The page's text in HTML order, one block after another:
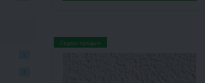
2
Лидер продаж